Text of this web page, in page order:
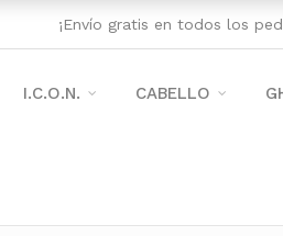
¡Envío gratis en todos los
I.C.O.N. CABELLO